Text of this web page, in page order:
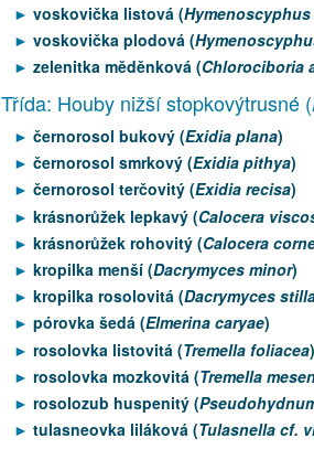
voskovička listová (
voskovička plodová (
zelenitka měděnková (Chlorociboria
Třída: Houby nižší stopkovýtrusné (
černorosol bukový (Exidia plana)
černorosol smrkový (Exidia pithya)
černorosol terčovitý (Exidia recisa)
krásnorůžek lepkavý (Calocera
krásnorůžek rohovitý (Calocera
kropilka menší (Dacrymyces minor)
kropilka rosolovitá (Dacrymyces
pórovka šedá (Elmerina caryae)
rosolovka listovitá (Tremella foliacea)
rosolovka mozkovitá (Tremella
rosolozub huspenitý (
tulasneovka liláková (Tulasnella cf.